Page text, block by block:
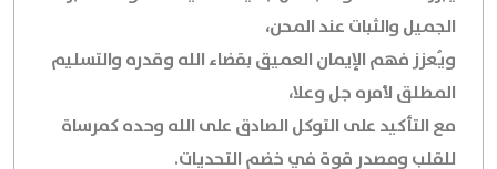
الجميل والثبات عند المحن،
ويُعزز فهم الإيمان العميق بقضاء الله وقدره والتسليم
المطلق لأمره جل وعلا،
مع التأكيد على التوكل الصادق على الله وحده كمرساة
للقلب ومصدر قوة في خضم التحديات.